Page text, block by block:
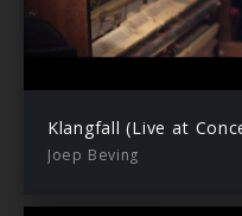
Joep Beving